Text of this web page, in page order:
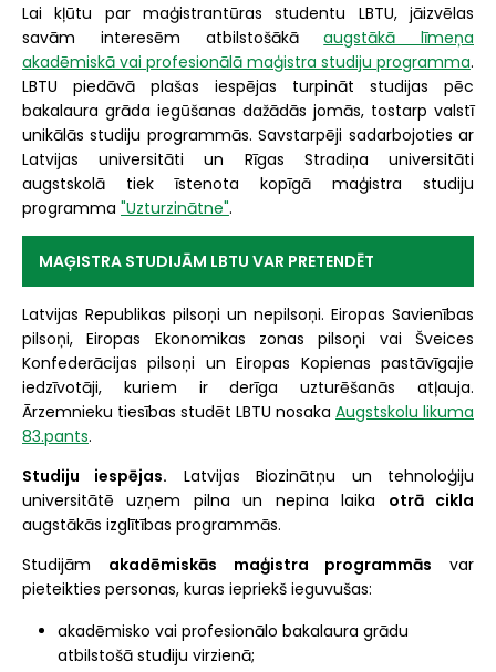
Lai kļūtu par maģistrantūras studentu LBTU, jāizvēlas
savām interesēm atbilstošākāaugstākā līmeņa
akadēmiskā vai profesionālā maģistra studiju programma.
LBTU piedāvā plašas iespējas turpināt studijas pēc
bakalaura grāda iegūšanas dažādās jomās, tostarp valstī
unikālās studiju programmās. Savstarpēji sadarbojoties ar
Latvijas universitāti un Rīgas Stradiņa universitāti
augstskolā tiek īstenota kopīgā maģistra studiju
programma "Uzturzinātne".
MAĢISTRA STUDIJĀM LBTU VAR PRETENDĒT
Latvijas Republikas pilsoņi un nepilsoņi. Eiropas Savienības
pilsoņi, Eiropas Ekonomikas zonas pilsoņi vai Šveices
Konfederācijas pilsoņi un Eiropas Kopienas pastāvīgajie
iedzīvotāji, kuriem ir derīga uzturēšanās atļauja.
Ārzemnieku tiesības studēt LBTU nosaka Augstskolu likuma
83.pants.
Studiju iespējas. Latvijas Biozinātņu un tehnoloģiju
universitātē uzņem pilna un nepina laika otrā cikla
augstākās izglītības programmās.
Studijām akadēmiskās maģistra programmās var
pieteikties personas, kuras iepriekš ieguvušas:
akadēmisko vai profesionālo bakalaura grādu
atbilstošā studiju virzienā;